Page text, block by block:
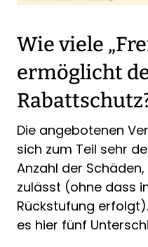
Wie viele
ermöglicht
Die angebotenen
sich zum Teil sehr
Anzahl der
zulässt (ohne dass
Rückstufung
es hier fünf